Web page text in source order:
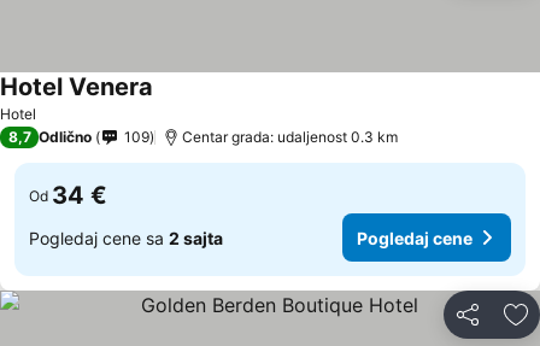
Hotel
Hotel Venera
8,7 Odlično 109 Centar grada: udaljenost 0.3 km
Od 34 €
Pogledaj cene sa 2 sajta Pogledaj cene
Deli